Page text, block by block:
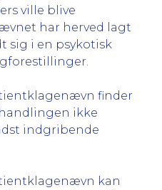
ville blive
har herved lagt
sig i en psykotisk
finder
ikke
indgribende
kan